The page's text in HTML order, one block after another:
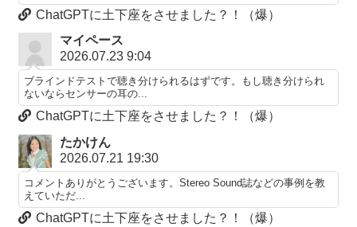
ChatGPTに土下座をさせました？！（爆）
マイペース
2026.07.23 9:04
ブラインドテストで聴き分けられるはずです。もし聴き分けられ
ないならセンサーの耳の...
ChatGPTに土下座をさせました？！（爆）
たかけん
2026.07.21 19:30
コメントありがとうございます。Stereo Sound誌などの事例を教
えていただ...
ChatGPTに土下座をさせました？！（爆）